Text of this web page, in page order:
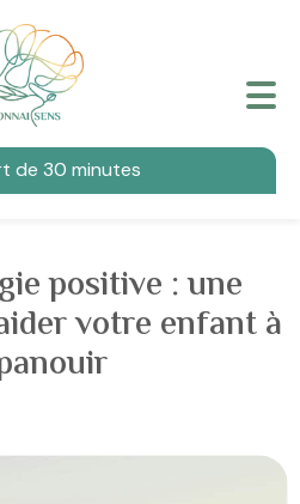
de 30 minutes
positive : une
votre enfant à